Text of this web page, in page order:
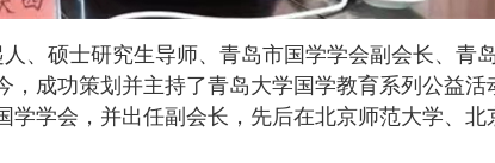
、硕士研究生导师、青岛市国学学会副会长、青
成功策划并主持了青岛大学国学教育系列公益活
学会，并出任副会长，先后在北京师范大学、北